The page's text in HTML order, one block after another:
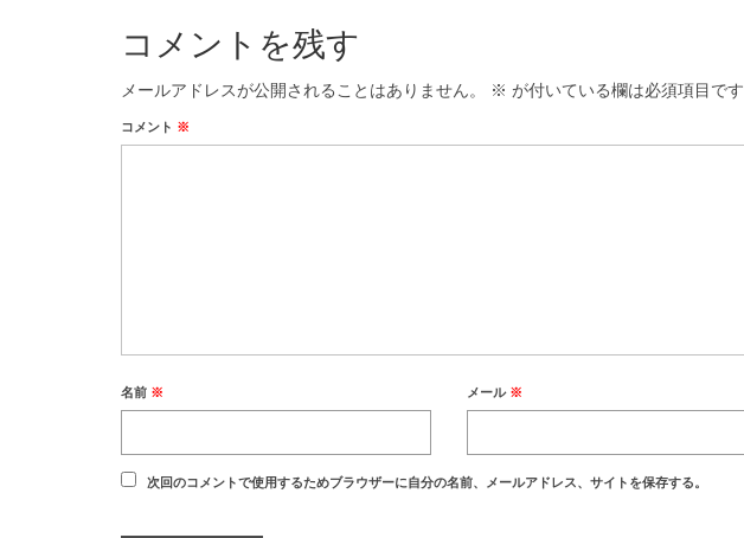
コメントを残す
メールアドレスが公開されることはありません。 ※ が付いている欄は必須項目です
コメント ※
名前 ※ メール ※
次回のコメントで使用するためブラウザーに自分の名前、メールアドレス、サイトを保存する。